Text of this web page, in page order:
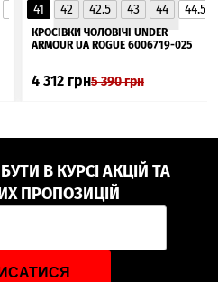
40 40.5
41
▲
41 42 42.5 43 44 44.5
КРОСІВКИ ЧОЛОВІЧІ UNDER
ARMOUR UA ROGUE 6006719-025
4 312 грн5 390грн
В КУРСІ АКЦІЙ ТА
ПРОПОЗИЦІЙ